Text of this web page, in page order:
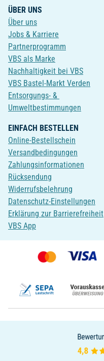
ÜBER UNS
Über uns
Jobs & Karriere
Partnerprogramm
VBS als Marke
Nachhaltigkeit bei VBS
VBS Bastel-Markt Verden
Entsorgungs- &
Umweltbestimmungen
EINFACH BESTELLEN
Online-Bestellschein
Versandbedingungen
Zahlungsinformationen
Rücksendung
Widerrufsbelehrung
Datenschutz-Einstellungen
Erklärung zur Barrierefreiheit
VBS App